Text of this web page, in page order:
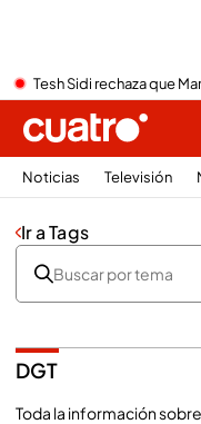
Tesh Sidi rechaza que
Noticias Televisión
Ir a Tags
DGT
Toda la información